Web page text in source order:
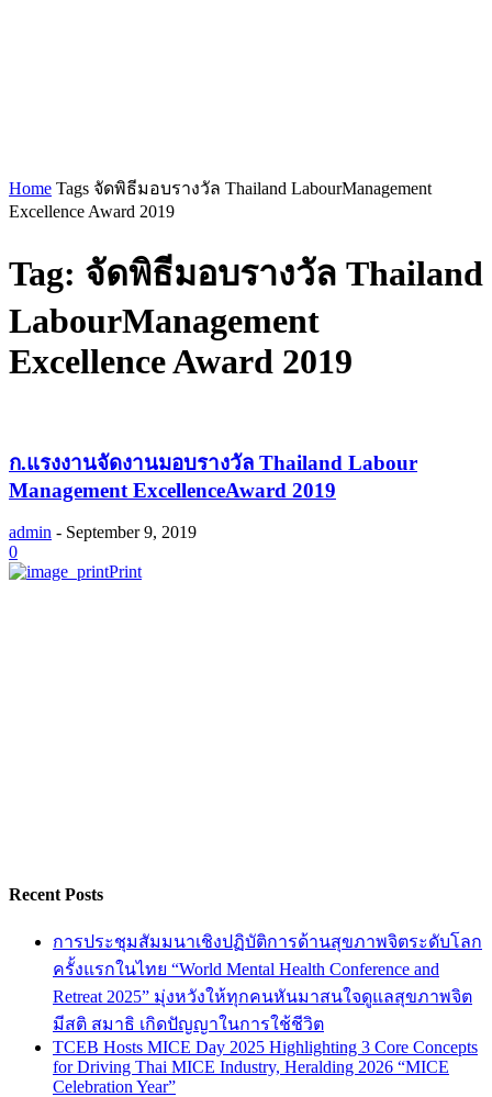
Home Tags จัดพิธีมอบรางวัล Thailand LabourManagement
Excellence Award 2019
Tag: จัดพิธีมอบรางวัล Thailand
LabourManagement
Excellence Award 2019
ก.แรงงานจัดงานมอบรางวัล Thailand Labour
Management ExcellenceAward 2019
admin - September 9, 2019
0
Print
Recent Posts
การประชุมสัมมนาเชิงปฏิบัติการด้านสุขภาพจิตระดับโลก
ครั้งแรกในไทย “World Mental Health Conference and
Retreat 2025” มุ่งหวังให้ทุกคนหันมาสนใจดูแลสุขภาพจิต
มีสติ สมาธิ เกิดปัญญาในการใช้ชีวิต
TCEB Hosts MICE Day 2025 Highlighting 3 Core Concepts
for Driving Thai MICE Industry, Heralding 2026 “MICE
Celebration Year”